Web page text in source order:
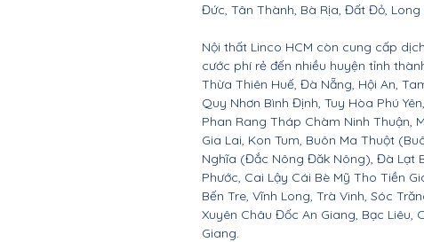
Đức, Tân Thành, Bà Rịa, Đất Đỏ,
Nội thất Linco HCM còn cung cấp
cước phí rẻ đến nhiều huyện tỉnh
Thừa Thiên Huế, Đà Nẵng, Hội An,
Quy Nhơn Bình Định, Tuy Hòa Phú
Phan Rang Tháp Chàm Ninh Thuận,
Gia Lai, Kon Tum, Buôn Ma Thuột
Nghĩa (Đắc Nông Đăk Nông), Đà Lạt
Phước, Cai Lậy Cái Bè Mỹ Tho Tiền
Bến Tre, Vĩnh Long, Trà Vinh, Sóc
Xuyên Châu Đốc An Giang, Bạc Liêu,
Giang.